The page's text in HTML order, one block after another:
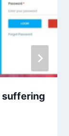
suffering